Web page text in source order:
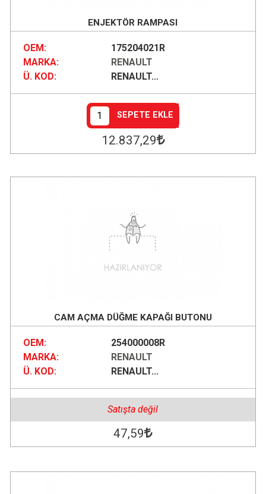
ENJEKTÖR RAMPASI
OEM:
175204021R
MARKA:
RENAULT
Ü. KOD:
RENAULT...
SEPETE EKLE
12.837,29
CAM AÇMA DÜĞME KAPAĞI BUTONU
OEM:
254000008R
MARKA:
RENAULT
Ü. KOD:
RENAULT...
Satışta değil
47,59